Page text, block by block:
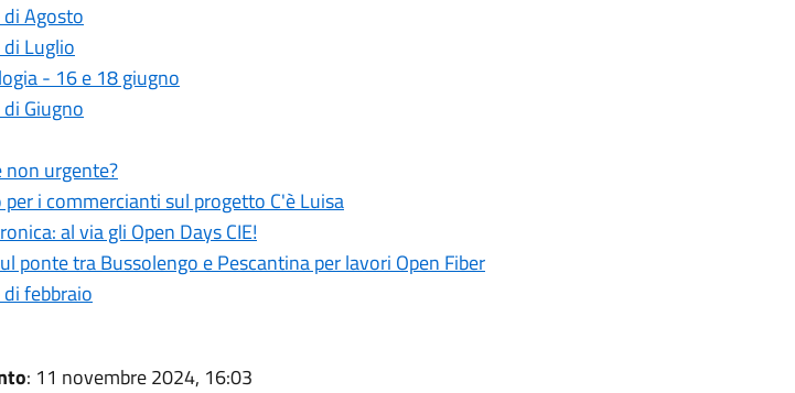
Agosto
Luglio
- 16 e 18 giugno
Giugno
non urgente?
i commercianti sul progetto C'è Luisa
al via gli Open Days CIE!
ponte tra Bussolengo e Pescantina per lavori Open Fiber
febbraio
: 11 novembre 2024, 16:03